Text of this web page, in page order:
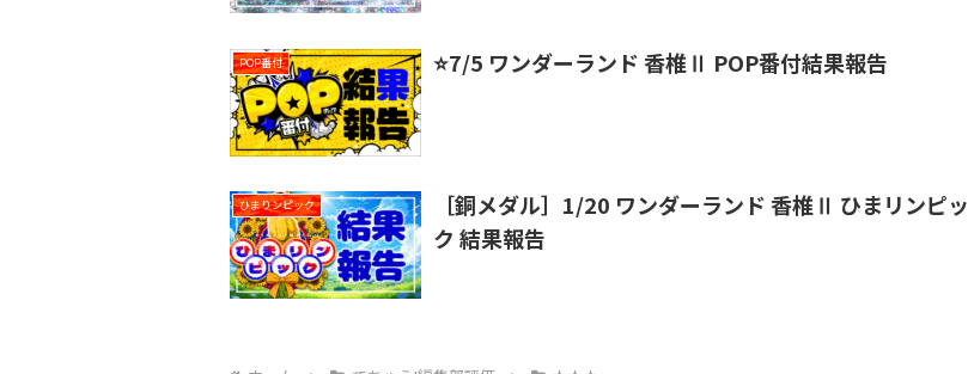
POP番付 ⭐️7/5 ワンダーランド 香椎Ⅱ POP番付結果報告
ひまりンピック
［銅メダル］1/20 ワンダーランド 香椎Ⅱ ひまリンピッ
ク 結果報告